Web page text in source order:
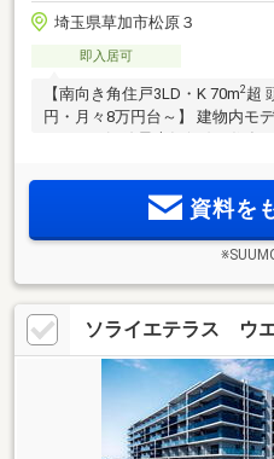
埼玉県草加市松原３
即入居可
【南向き角住戸3LD・K 70m2超
円・月々8万円台～】 建物内モ
資料を
ソライエテラス ウ